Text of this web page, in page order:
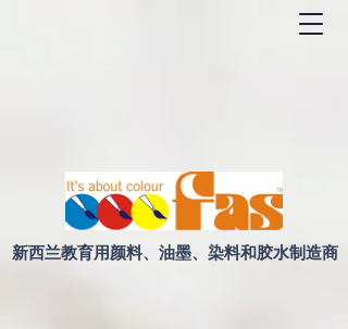
新西兰教育用颜料、油墨、染料和胶水制造商